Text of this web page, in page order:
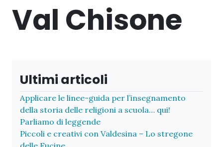
Val Chisone
Ultimi articoli
Applicare le linee-guida per l’insegnamento
della storia delle religioni a scuola… qui!
Parliamo di leggende
Piccoli e creativi con Valdesina – Lo stregone